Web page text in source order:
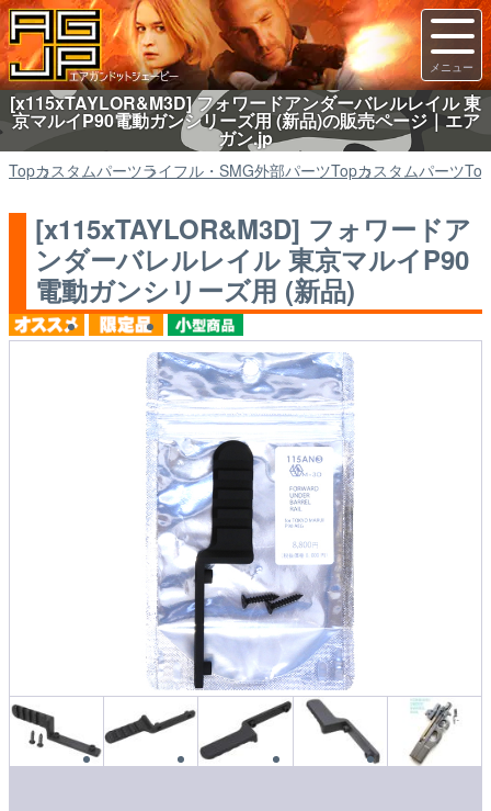
[x115xTAYLOR&M3D] フォワードアンダーバレルレイル 東
京マルイP90電動ガンシリーズ用 (新品)の販売ページ｜エア
ガン.jp
Topカスタムパーツライフル・SMG外部パーツTopカスタムパーツTop
[x115xTAYLOR&M3D] フォワードア
ンダーバレルレイル 東京マルイP90
電動ガンシリーズ用 (新品)